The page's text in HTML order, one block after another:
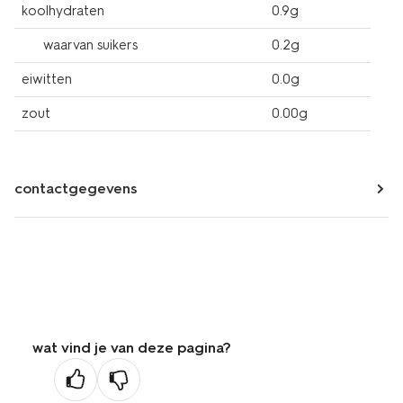
koolhydraten 0.9g
waarvan suikers 0.2g
eiwitten 0.0g
zout 0.00g
contactgegevens
wat vind je van deze pagina?